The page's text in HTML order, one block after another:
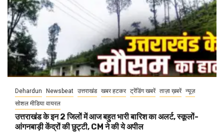
Dehardun Newsbeat उत्तराखंड खबर हटकर ट्रेंडिंग खबरें ताज़ा ख़बरें न्यूज़
सोशल मीडिया वायरल
उत्तराखंड के इन 2 जिलों में आज बहुत भारी बारिश का अलर्ट, स्कूलों-
आंगनबाड़ी केंद्रों की छुट्टी, CM ने की ये अपील